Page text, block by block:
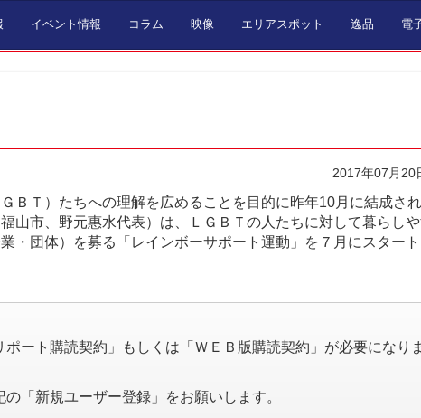
イベント情報 コラム 映像 エリアスポット 逸品 電
2017年07月20
ＢＴ）たちへの理解を広めることを目的に昨年10月に結成さ
山市、野元惠水代表）は、ＬＧＢＴの人たちに対して暮らし
・団体）を募る「レインボーサポート運動」を７月にスタート
ート購読契約」もしくは「ＷＥＢ版購読契約」が必要になりま
「新規ユーザー登録」をお願いします。